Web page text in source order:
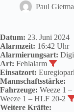
Paul
Datum: 23. Juni 2024
Alarmzeit: 16:42 Uhr
Alarmierungsart:
Art: Fehlalarm
Einsatzort:
Mannschaftsstärke:
Fahrzeuge: Weeze 1
Weeze 1 – HLF 20-2
Weitere Kräfte: